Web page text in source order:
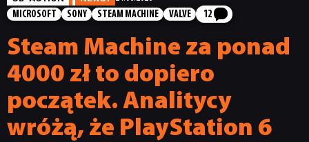
MICROSOFT
SONY STEAM MACHINE VALVE 12
Steam Machine za ponad
4000 zł to dopiero
początek. Analitycy
wróżą, że PlayStation 6